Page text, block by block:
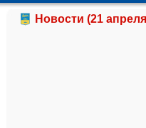
Новости (21